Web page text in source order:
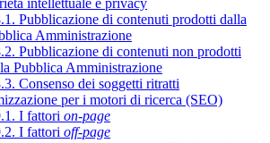
Pubblicazione di contenuti prodotti dalla
Amministrazione
Pubblicazione di contenuti non prodotti
Pubblica Amministrazione
Consenso dei soggetti ritratti
per i motori di ricerca (SEO)
I fattori on-page
I fattori off-page